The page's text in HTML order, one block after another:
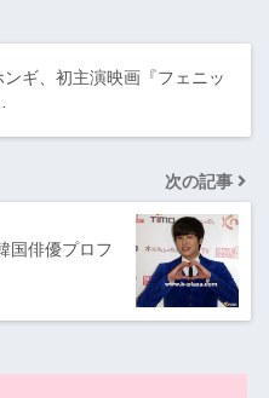
ギ、初主演映画『フェニッ
次の記事
国俳優プロフ